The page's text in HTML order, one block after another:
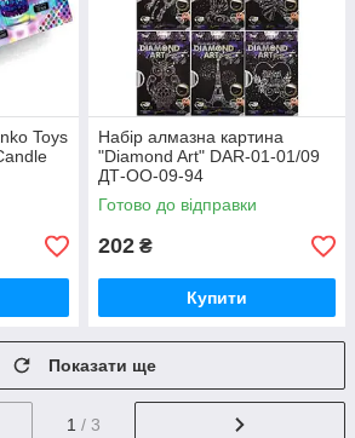
Toys
Набір алмазна картина
"Diamond Art" DAR-01-01/09
ДТ-ОО-09-94
Готово до відправки
202 ₴
Купити
Показати ще
1 / 3